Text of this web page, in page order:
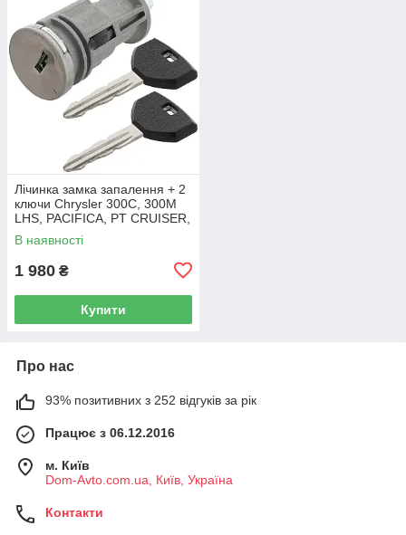
Лічинка замка запалення + 2
ключи Chrysler 300C, 300M
LHS, PACIFICA, PT CRUISER,
SEBRING 5003843AB
В наявності
1 980 ₴
Купити
Про нас
93% позитивних з 252 відгуків за рік
Працює з 06.12.2016
м. Київ
Dom-Avto.com.ua, Київ, Україна
Контакти